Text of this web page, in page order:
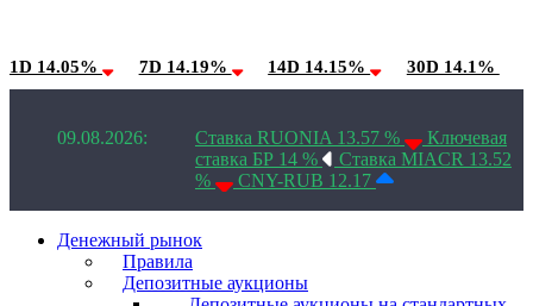
1D 14.05% 7D 14.19% 14D 14.15% 30D 14.1%
09.08.2026: Ставка RUONIA 13.57 %
Ключевая
ставка БР 14 %
Ставка MIACR 13.52
%
CNY-RUB 12.17
Денежный рынок
Правила
Депозитные аукционы